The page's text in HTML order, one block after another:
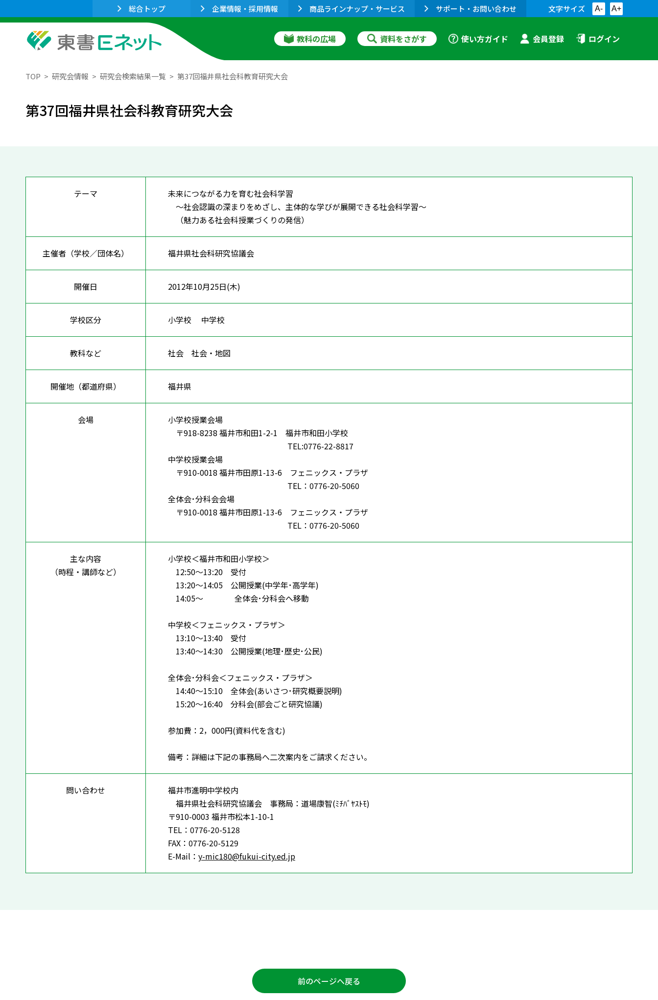
総合トップ 企業情報・採用情報 商品ラインナップ・サービス サポート・お問い合わせ 文字サイズ A- A+
教科の広場 資料をさがす 使い方ガイド 会員登録 ログイン
TOP 研究会情報 研究会検索結果一覧 第37回福井県社会科教育研究大会
第37回福井県社会科教育研究大会
テーマ
未来につながる力を育む社会科学習
～社会認識の深まりをめざし、主体的な学びが展開できる社会科学習～
（魅力ある社会科授業づくりの発信）
主催者（学校／団体名） 福井県社会科研究協議会
開催日 2012年10月25日(木)
学校区分 小学校 中学校
教科など 社会 社会・地図
開催地（都道府県） 福井県
会場
小学校授業会場
〒918-8238 福井市和田1-2-1 福井市和田小学校
TEL:0776-22-8817
中学校授業会場
〒910-0018 福井市田原1-13-6 フェニックス・プラザ
TEL：0776-20-5060
全体会･分科会会場
〒910-0018 福井市田原1-13-6 フェニックス・プラザ
TEL：0776-20-5060
主な内容
（時程・講師など）
小学校＜福井市和田小学校＞
12:50～13:20 受付
13:20～14:05 公開授業(中学年･高学年)
14:05～ 全体会･分科会へ移動
中学校＜フェニックス・プラザ＞
13:10～13:40 受付
13:40～14:30 公開授業(地理･歴史･公民)
全体会･分科会＜フェニックス・プラザ＞
14:40～15:10 全体会(あいさつ･研究概要説明)
15:20～16:40 分科会(部会ごと研究協議)
参加費：2，000円(資料代を含む)
備考：詳細は下記の事務局へ二次案内をご請求ください。
問い合わせ
福井市進明中学校内
福井県社会科研究協議会 事務局：道場康智(ﾐﾁﾊﾞﾔｽﾄﾓ)
〒910-0003 福井市松本1-10-1
TEL：0776-20-5128
FAX：0776-20-5129
E-Mail： y-mic180@fukui-city.ed.jp
前のページへ戻る